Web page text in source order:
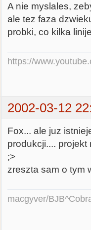
A nie myslales,
ale tez faza
probki, co kilka
https://
2002-03-12
Fox... ale juz
produkcji....
;>
zreszta sam o tym
macgyver/